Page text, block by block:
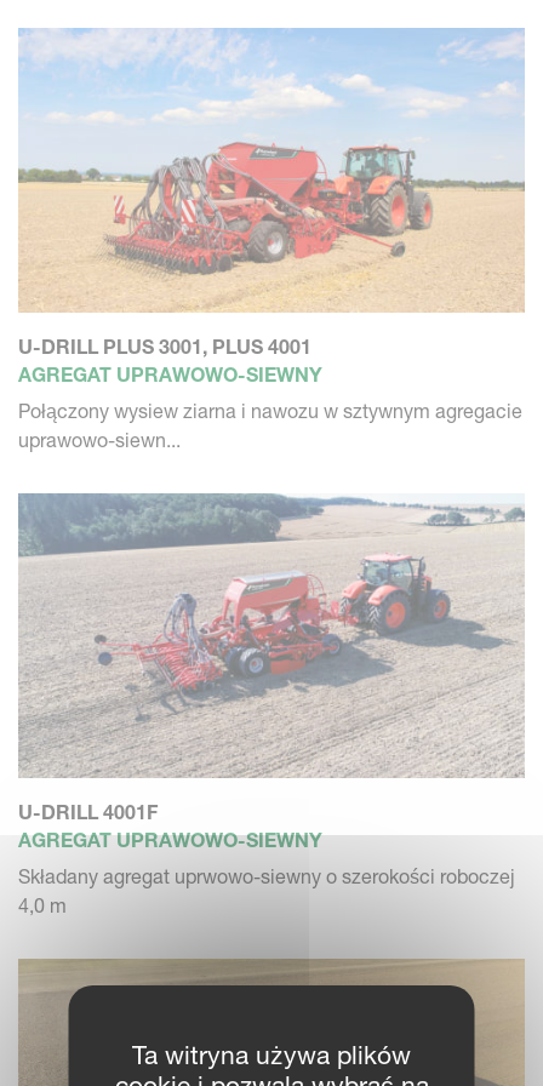
U-DRILL PLUS 3001, PLUS 4001
AGREGAT UPRAWOWO-SIEWNY
Połączony wysiew ziarna i nawozu w sztywnym agregacie
uprawowo-siewn...
U-DRILL 4001F
AGREGAT UPRAWOWO-SIEWNY
Składany agregat uprwowo-siewny o szerokości roboczej
4,0 m
Ta witryna używa plików